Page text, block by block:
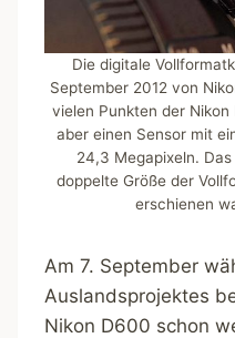
Die digitale
September 2012 von
vielen Punkten der
aber einen Sensor mit
24,3 Megapixeln.
doppelte Größe der
erschienen
Am 7. September
Auslandsprojektes
Nikon D600 schon